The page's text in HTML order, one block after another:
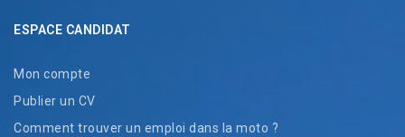
ESPACE CANDIDAT
Mon compte
Publier un CV
Comment trouver un emploi dans la moto ?